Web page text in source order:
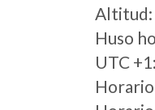
Altitud:
Huso
UTC